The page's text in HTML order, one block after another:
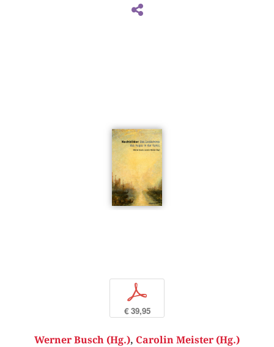
p
€ 39,95
Werner Busch (Hg.), Carolin Meister (Hg.)